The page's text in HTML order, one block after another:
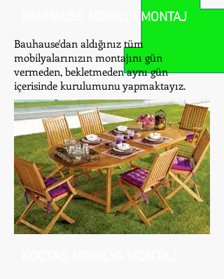
BAUHAUSE MOBİLYA MONTAJ
Bauhause'dan aldığınız tüm
mobilyalarınızın montajını gün
vermeden, bekletmeden aynı gün
içerisinde kurulumunu yapmaktayız.